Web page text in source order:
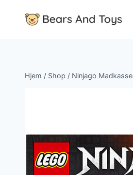
Hjem / Shop / Ninjago Madkasse